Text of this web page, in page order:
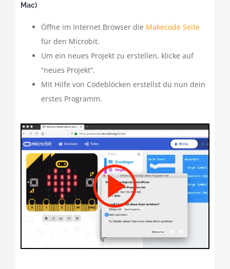
Mac)
Öffne im Internet Browser die Makecode Seite
für den Microbit.
Um ein neues Projekt zu erstellen, klicke auf
“neues Projekt”.
Mit Hilfe von Codeblöcken erstellst du nun dein
erstes Programm.